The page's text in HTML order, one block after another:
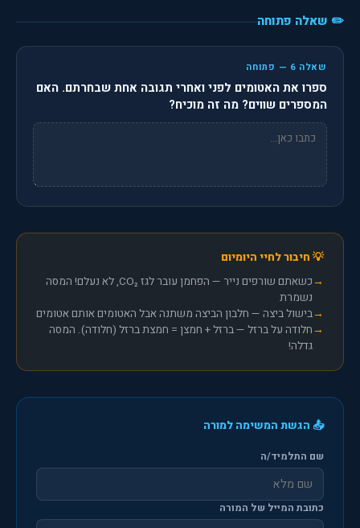
✏️ שאלה פתוחה
שאלה 6 — פתוחה
ספרו את האטומים לפני ואחרי תגובה אחת שבחרתם. האם
המספרים שווים? מה זה מוכיח?
💡 חיבור לחיי היומיום
כשאתם שורפים נייר — הפחמן עובר לגז CO₂, לא נעלם! המסה
נשמרת
בישול ביצה — חלבון הביצה משתנה אבל האטומים אותם אטומים
חלודה על ברזל — ברזל + חמצן = חמצת ברזל (חלודה). המסה
גדלה!
📤 הגשת המשימה למורה
שם התלמיד/ה
כתובת המייל של המורה